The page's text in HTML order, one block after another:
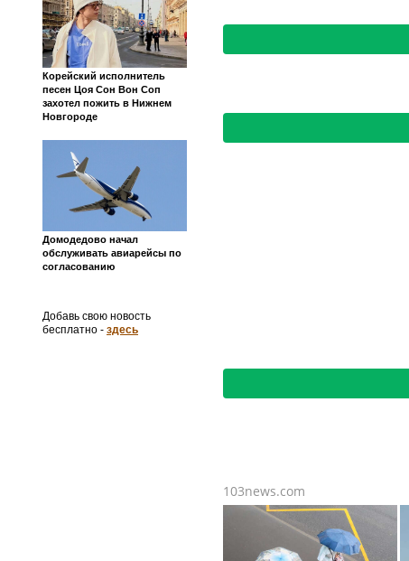
Корейский исполнитель
песен Цоя Сон Вон Соп
захотел пожить в Нижнем
Новгороде
Домодедово начал
обслуживать авиарейсы по
согласованию
Добавь свою новость
бесплатно - здесь
103news.com